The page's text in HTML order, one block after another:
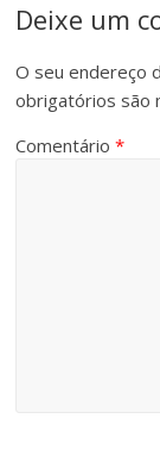
Deixe um
O seu endereço
obrigatórios são
Comentário*